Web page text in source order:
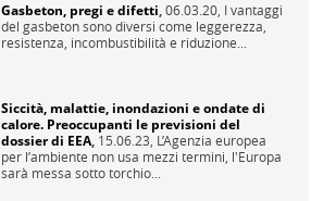
Gasbeton, pregi e difetti,06.03.20, I vantaggi
del gasbeton sono diversi come leggerezza,
resistenza, incombustibilità e riduzione...
Siccità, malattie, inondazioni e ondate di
calore. Preoccupanti le previsioni del
dossier di EEA, 15.06.23, L’Agenzia europea
per l’ambiente non usa mezzi termini, l'Europa
sarà messa sotto torchio...